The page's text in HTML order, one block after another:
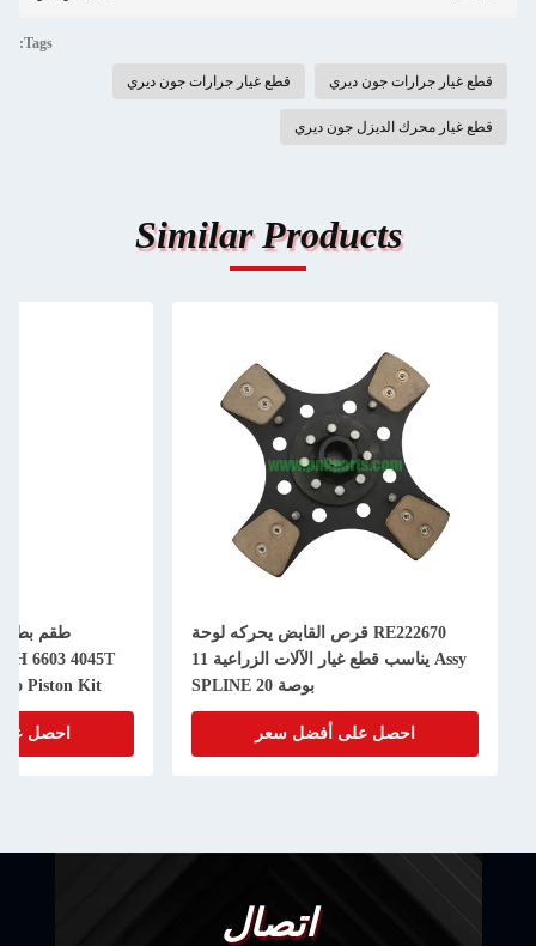
Tags:
قطع غيار جرارات جون ديري قطع غيار جرارات جون ديري
قطع غيار محرك الديزل جون ديري
Similar Products
RE222670 قرص القابض يحركه لوحة
Assy يناسب قطع غيار الآلات الزراعية 11
بوصة 20 SPLINE
احصل على أفضل سعر
6603 4045T
Piston Kit
احصل
اتصال